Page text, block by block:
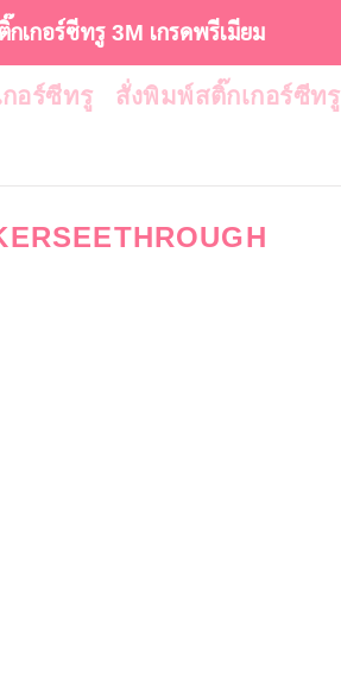
เกอร์ซีทรู 3M เกรดพรีเมียม
อร์ซีทรู สั่งพิมพ์สติ๊กเกอร์ซีทรู